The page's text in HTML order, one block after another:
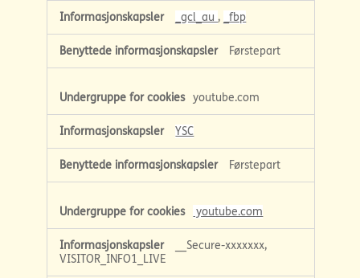
_gcl_au , _fbp
Førstepart
youtube.com
YSC
Førstepart
youtube.com
__Secure-xxxxxxx,
VISITOR_INFO1_LIVE